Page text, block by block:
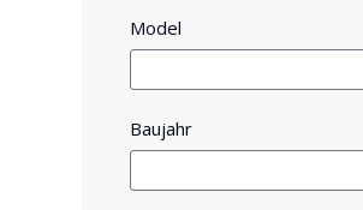
Model
Baujahr